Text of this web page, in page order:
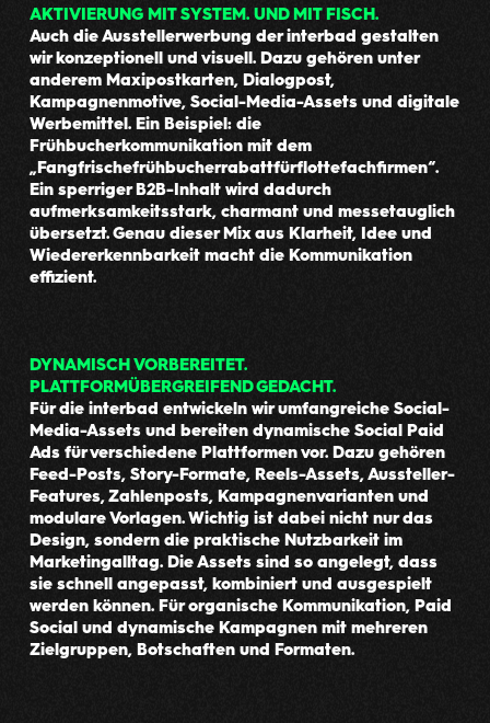
AKTIVIERUNG MIT SYSTEM. UND MIT FISCH.
Auch die Ausstellerwerbung der interbad gestalten
wir konzeptionell und visuell. Dazu gehören unter
anderem Maxipostkarten, Dialogpost,
Kampagnenmotive, Social-Media-Assets und digitale
Werbemittel. Ein Beispiel: die
Frühbucherkommunikation mit dem
„Fangfrischefrühbucherrabattfürflottefachfirmen“.
Ein sperriger B2B-Inhalt wird dadurch
aufmerksamkeitsstark, charmant und messetauglich
übersetzt. Genau dieser Mix aus Klarheit, Idee und
Wiedererkennbarkeit macht die Kommunikation
effizient.
DYNAMISCH VORBEREITET.
PLATTFORMÜBERGREIFEND GEDACHT.
Für die interbad entwickeln wir umfangreiche Social-
Media-Assets und bereiten dynamische Social Paid
Ads für verschiedene Plattformen vor. Dazu gehören
Feed-Posts, Story-Formate, Reels-Assets, Aussteller-
Features, Zahlenposts, Kampagnenvarianten und
modulare Vorlagen. Wichtig ist dabei nicht nur das
Design, sondern die praktische Nutzbarkeit im
Marketingalltag. Die Assets sind so angelegt, dass
sie schnell angepasst, kombiniert und ausgespielt
werden können. Für organische Kommunikation, Paid
Social und dynamische Kampagnen mit mehreren
Zielgruppen, Botschaften und Formaten.